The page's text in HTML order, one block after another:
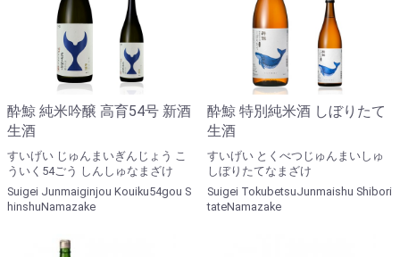
酔鯨 純米吟醸 高育54号 新酒
生酒
すいげい じゅんまいぎんじょう こ
ういく54ごう しんしゅなまざけ
Suigei Junmaiginjou Kouiku54gou S
hinshuNamazake
酔鯨 特別純米酒 しぼりたて
生酒
すいげい とくべつじゅんまいしゅ
しぼりたてなまざけ
Suigei TokubetsuJunmaishu Shibori
tateNamazake